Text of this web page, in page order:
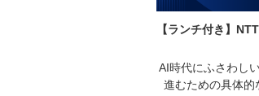
【ランチ付き】
AI時代にふさわし
進むための具体的